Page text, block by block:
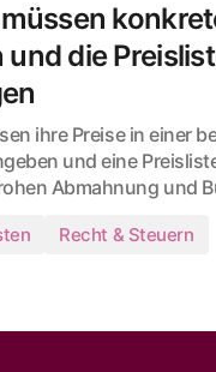
und die
ihre Preise in einer
und eine
Abmahnung und
Recht & Steuern